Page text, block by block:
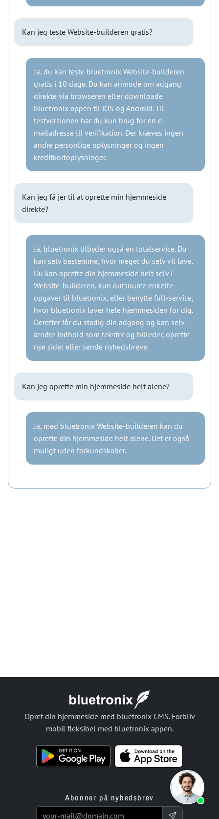
Kan jeg teste Website-builderen gratis?
Ja, du kan teste bluetronix Website-builderen
gratis i 10 dage. Du kan anmode om adgang
direkte via browseren eller downloade
bluetronix appen til iOS og Android. Til
testversionen har du kun brug for en e-
mailadresse til verifikation. Der kræves ingen
andre personlige oplysninger og ingen
kreditkortoplysninger.
Kan jeg få jer til at oprette min hjemmeside
direkte?
Ja, bluetronix tilbyder også en totalservice. Du
kan selv bestemme, hvor meget du selv vil lave.
Du kan oprette din hjemmeside helt selv i
Website-builderen, kun outsource enkelte
opgaver til bluetronix, eller benytte full-service,
hvor bluetronix laver hele hjemmesiden for dig.
Derefter får du stadig din adgang og kan selv
ændre indhold som tekster og billeder, oprette
nye sider eller sende nyhedsbreve.
Kan jeg oprette min hjemmeside helt alene?
Ja, med bluetronix Website-builderen kan du
oprette din hjemmeside helt alene. Det er også
muligt uden forkundskaber.
Opret din hjemmeside med bluetronix CMS. Forbliv
mobil fleksibel med bluetronix appen.
Abonner på nyhedsbrev